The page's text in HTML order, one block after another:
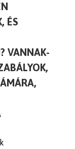
ÉS
VANNAK-